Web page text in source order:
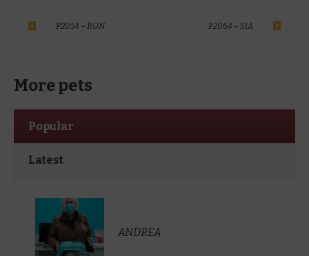
P2054 – RON P2064 – SIA
More pets
Popular
Latest
ANDREA